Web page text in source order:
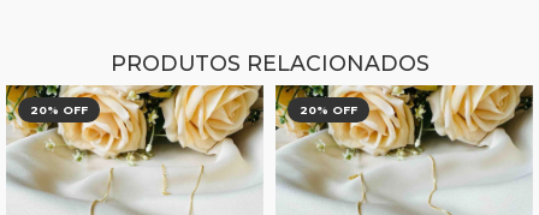
PRODUTOS RELACIONADOS
20% OFF 20% OFF